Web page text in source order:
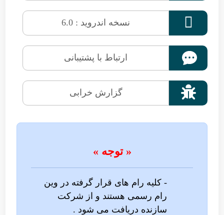
 نسخه اندروید : 6.0
ارتباط با پشتیبانی
 گزارش خرابی
« توجه »
- کلیه رام های قرار گرفته در وین
رام رسمی هستند و از شرکت
سازنده دریافت می شود .